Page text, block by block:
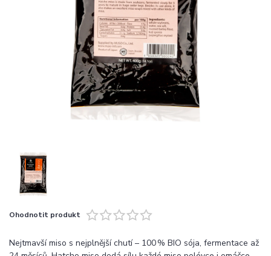
Ohodnotit produkt
Nejtmavší miso s nejplnější chutí – 100 % BIO sója, fermentace až